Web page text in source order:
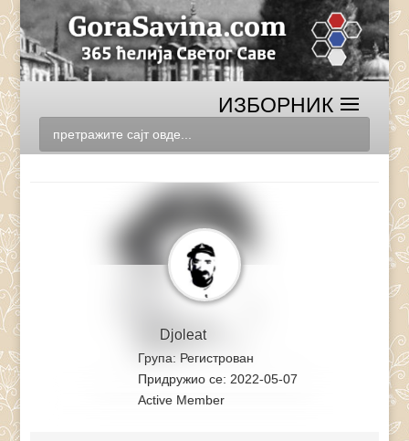
Djoleat
Група: Регистрован
Придружио се: 2022-05-07
Active Member